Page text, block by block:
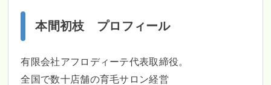
本間初枝 プロフィール
有限会社アフロディーテ代表取締役。
全国で数十店舗の育毛サロン経営